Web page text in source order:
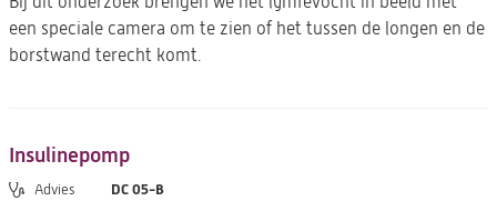
een speciale camera om te zien of het tussen de longen en de
borstwand terecht komt.
Insulinepomp
Advies DC 05-B